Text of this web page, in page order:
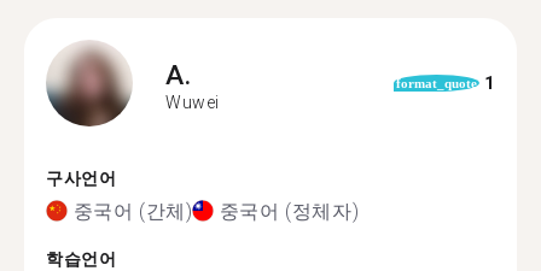
A.
Wuwei
format_quote 1
구사언어
중국어 (간체) 중국어 (정체자)
학습언어